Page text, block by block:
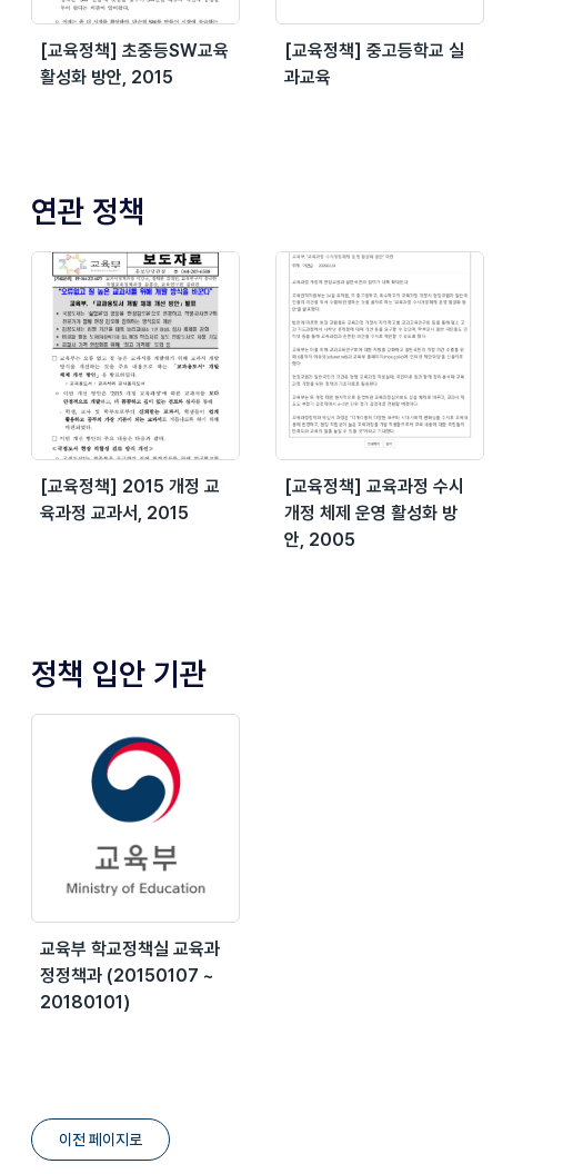
[교육정책] 초중등SW교육
활성화 방안, 2015
[교육정책] 중고등학교 실
과교육
연관 정책
[교육정책] 2015 개정 교
육과정 교과서, 2015
[교육정책] 교육과정 수시
개정 체제 운영 활성화 방
안, 2005
정책 입안 기관
교육부 학교정책실 교육과
정정책과 (20150107 ~
20180101)
이전 페이지로